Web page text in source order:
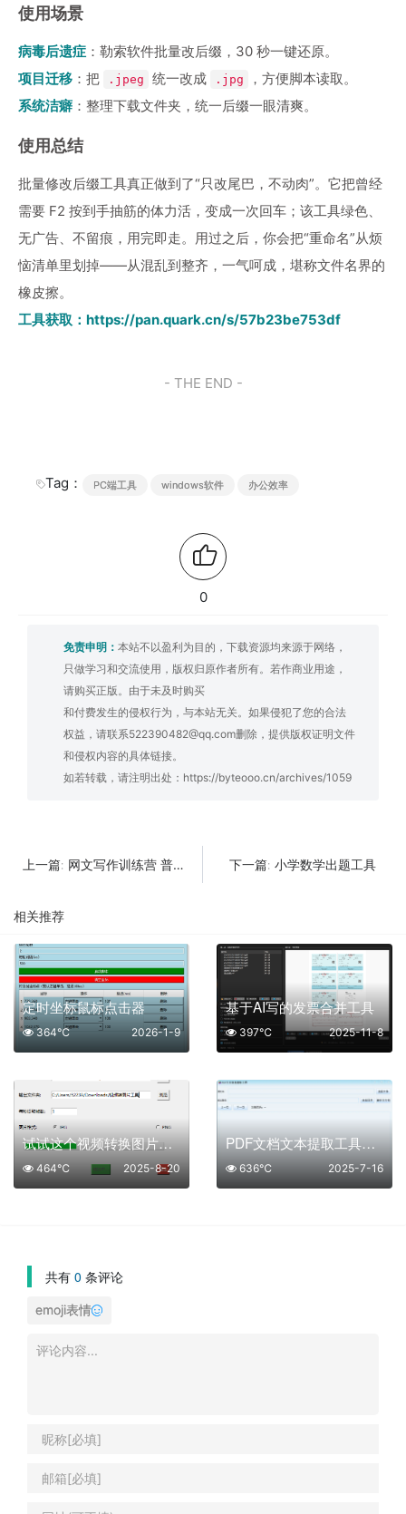
使用场景
病毒后遗症 ：勒索软件批量改后缀，30 秒一键还原。
项目迁移 ：把 .jpeg 统一改成 .jpg
，方便脚本读取。
系统洁癖 ：整理下载文件夹，统一后缀一眼清爽。
使用总结
批量修改后缀工具真正做到了“只改尾巴，不动肉”。它把曾经
需要 F2 按到手抽筋的体力活，变成一次回车；该工具绿色、
无广告、不留痕，用完即走。用过之后，你会把“重命名”从烦
恼清单里划掉——从混乱到整齐，一气呵成，堪称文件名界的
橡皮擦。
工具获取： https://pan.quark.cn/s/57b23be753df
- THE END -
Tag： PC端工具 windows软件 办公效率
0
免责申明： 本站不以盈利为目的，下载资源均来源于网络，
只做学习和交流使用，版权归原作者所有。若作商业用途，
请购买正版。由于未及时购买
和付费发生的侵权行为，与本站无关。如果侵犯了您的合法
权益，请联系522390482@qq.com删除，提供版权证明文件
和侵权内容的具体链接。
如若转载，请注明出处： https://byteooo.cn/archives/1059
上一篇: 网文写作训练营 普通人也能玩 下一篇: 小学数学出题工具
相关推荐
定时坐标鼠标点击器
2026-1-9
364℃
基于AI写的发票合并工具
2025-11-8
397℃
试试这个视频转换图片工具 一键视频转图片
2025-8-20
464℃
PDF文档文本提取工具：高效提取，办公更轻松！
2025-7-16
636℃
共有 0 条评论
emoji表情